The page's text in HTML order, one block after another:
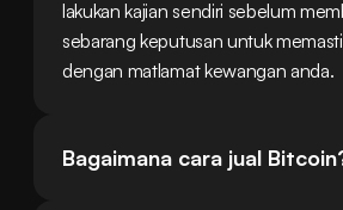
lakukan kajian sendiri sebelum
sebarang keputusan untuk
dengan matlamat kewangan anda.
Bagaimana cara jual